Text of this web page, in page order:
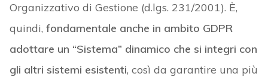
Organizzativo di Gestione (d.lgs. 231/2001). È,
quindi, fondamentale anche in ambito GDPR
adottare un “Sistema” dinamico che si integri con
gli altri sistemi esistenti, così da garantire una più